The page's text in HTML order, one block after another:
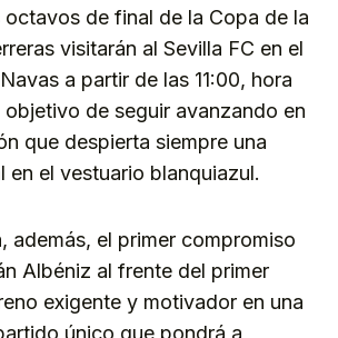
octavos de final de la Copa de la
visitarán al Sevilla FC en el
a partir de las 11:00, hora
objetivo de seguir avanzando en
que despierta siempre una
en el vestuario blanquiazul.
además, el primer compromiso
Albéniz al frente del primer
exigente y motivador en una